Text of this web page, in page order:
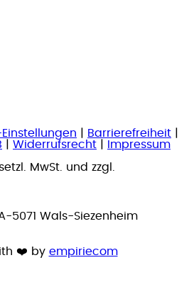
Barrierefreiheit
Widerrufsrecht
Impressum
MwSt. und zzgl.
5071 Wals-Siezenheim
❤️ by empiriecom